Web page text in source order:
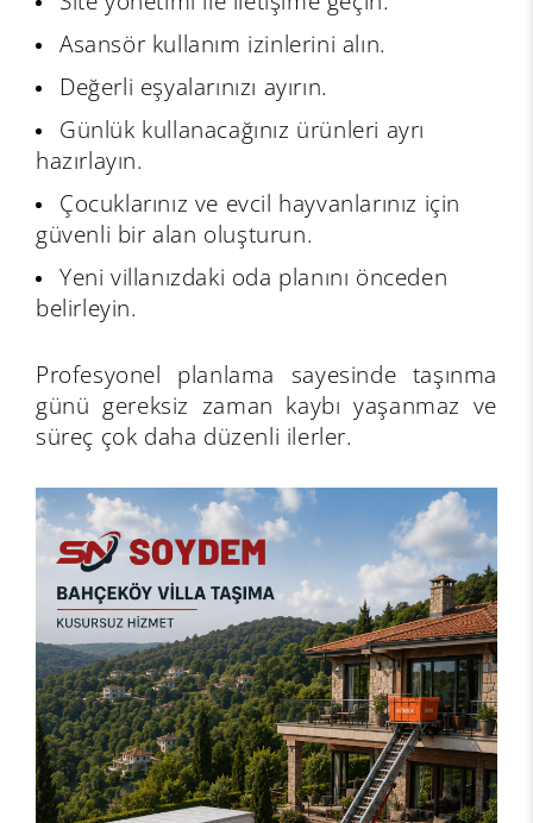
Asansör kullanım izinlerini alın.
Değerli eşyalarınızı ayırın.
Günlük kullanacağınız ürünleri ayrı
hazırlayın.
Çocuklarınız ve evcil hayvanlarınız için
güvenli bir alan oluşturun.
Yeni villanızdaki oda planını önceden
belirleyin.
Profesyonel planlama sayesinde taşınma
günü gereksiz zaman kaybı yaşanmaz ve
süreç çok daha düzenli ilerler.